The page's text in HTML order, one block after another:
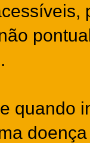
quando